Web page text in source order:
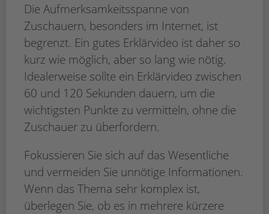
Die Aufmerksamkeitsspanne von
Zuschauern, besonders im Internet, ist
begrenzt. Ein gutes Erklärvideo ist daher so
kurz wie möglich, aber so lang wie nötig.
Idealerweise sollte ein Erklärvideo zwischen
60 und 120 Sekunden dauern, um die
wichtigsten Punkte zu vermitteln, ohne die
Zuschauer zu überfordern.
Fokussieren Sie sich auf das Wesentliche
und vermeiden Sie unnötige Informationen.
Wenn das Thema sehr komplex ist,
überlegen Sie, ob es in mehrere kürzere